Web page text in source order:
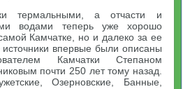
термальными, а отчасти и
водами теперь уже хорошо
Камчатке, но и далеко за ее
впервые были описаны
Камчатки Степаном
почти 250 лет тому назад.
Озерновские, Банные,